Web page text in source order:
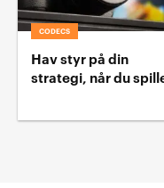
CODECS
Hav styr på din
strategi, når du